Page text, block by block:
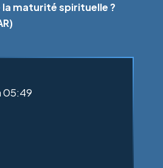
maturité spirituelle ?
05:49